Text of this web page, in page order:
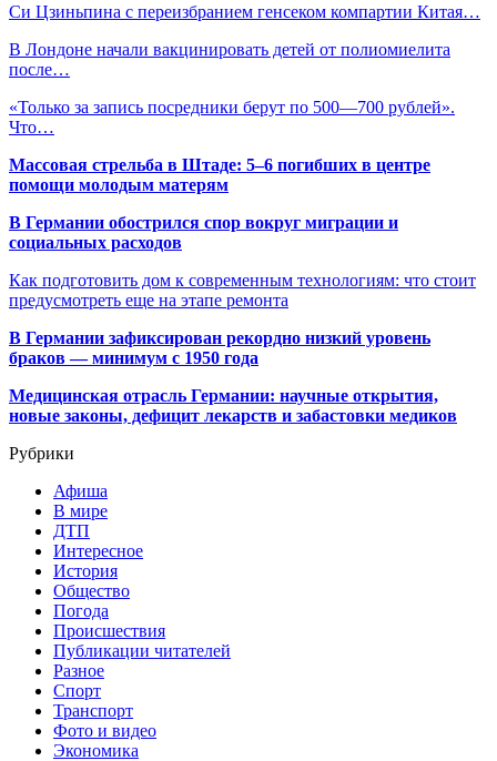
Си Цзиньпина с переизбранием генсеком компартии Китая…
В Лондоне начали вакцинировать детей от полиомиелита
после…
«Только за запись посредники берут по 500—700 рублей».
Что…
Массовая стрельба в Штаде: 5–6 погибших в центре
помощи молодым матерям
В Германии обострился спор вокруг миграции и
социальных расходов
Как подготовить дом к современным технологиям: что стоит
предусмотреть еще на этапе ремонта
В Германии зафиксирован рекордно низкий уровень
браков — минимум с 1950 года
Медицинская отрасль Германии: научные открытия,
новые законы, дефицит лекарств и забастовки медиков
Рубрики
Афиша
В мире
ДТП
Интересное
История
Общество
Погода
Происшествия
Публикации читателей
Разное
Спорт
Транспорт
Фото и видео
Экономика